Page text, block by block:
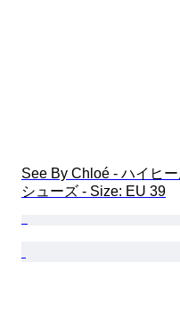
See By Chloé - ハイヒ
シューズ - Size: EU 39